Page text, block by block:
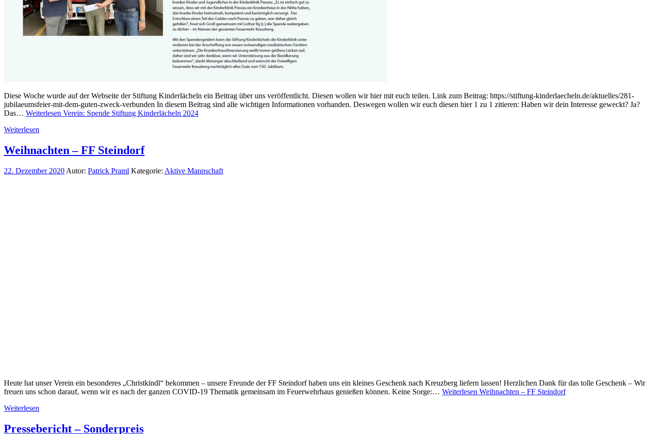
Diese Woche wurde auf der Webseite der Stiftung Kinderlächeln ein Beitrag über uns veröffentlicht. Diesen wollen wir hier mit euch teilen. Link zum Beitrag: https://stiftung-kinderlaecheln.de/aktuelles/281-
jubilaeumsfeier-mit-dem-guten-zweck-verbunden In diesem Beitrag sind alle wichtigen Informationen vorhanden. Deswegen wollen wir euch diesen hier 1 zu 1 zitieren: Haben wir dein Interesse geweckt? Ja?
Das… Weiterlesen Verein: Spende Stiftung Kinderlächeln 2024
Weiterlesen
Weihnachten – FF Steindorf
22. Dezember 2020 Autor: Patrick Praml Kategorie: Aktive Mannschaft
Heute hat unser Verein ein besonderes „Christkindl“ bekommen – unsere Freunde der FF Steindorf haben uns ein kleines Geschenk nach Kreuzberg liefern lassen! Herzlichen Dank für das tolle Geschenk – Wir
freuen uns schon darauf, wenn wir es nach der ganzen COVID-19 Thematik gemeinsam im Feuerwehrhaus genießen können. Keine Sorge:… Weiterlesen Weihnachten – FF Steindorf
Weiterlesen
Pressebericht – Sonderpreis